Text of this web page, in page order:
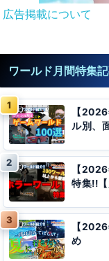
広告掲載について
ワールド月間特集
【
ル別、
【
特集!!【
【
め